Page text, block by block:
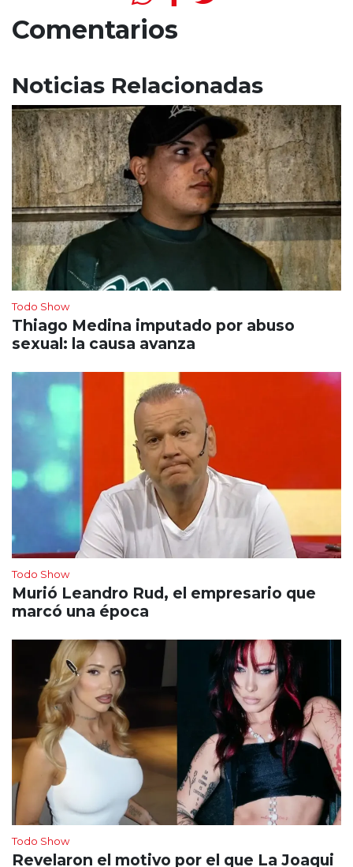
Comentarios
Noticias Relacionadas
Todo Show
Thiago Medina imputado por abuso
sexual: la causa avanza
Todo Show
Murió Leandro Rud, el empresario que
marcó una época
Todo Show
Revelaron el motivo por el que La Joaqui